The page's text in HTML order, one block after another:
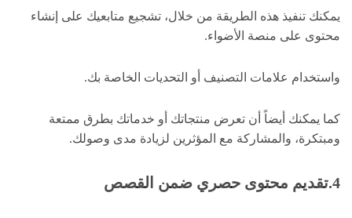
يمكنك تنفيذ هذه الطريقة من خلال، تشجيع متابعيك على إنشاء
محتوى على منصة الأضواء.
واستخدام علامات التصنيف أو التحديات الخاصة بك.
كما يمكنك أيضاً أن تعرض منتجاتك أو خدماتك بطرق ممتعة
ومبتكرة، والمشاركة مع المؤثرين لزيادة مدى وصولك.
4.تقديم محتوى حصري ضمن القصص